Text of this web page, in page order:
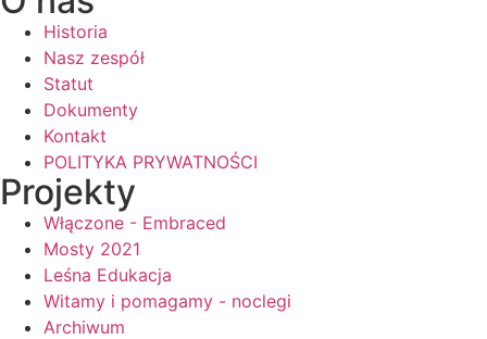
Historia
Nasz zespół
Statut
Dokumenty
Kontakt
POLITYKA PRYWATNOŚCI
Projekty
Włączone - Embraced
Mosty 2021
Leśna Edukacja
Witamy i pomagamy - noclegi
Archiwum